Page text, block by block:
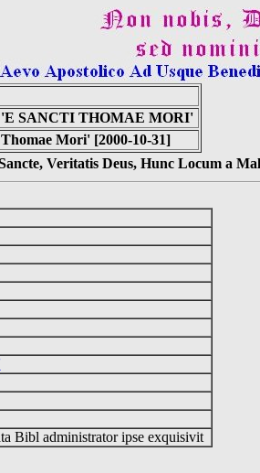
SANCTI THOMAE MORI'
Mori' [2000-10-31]
Veritatis Deus, Hunc Locum a
Bibl administrator ipse exquisivit